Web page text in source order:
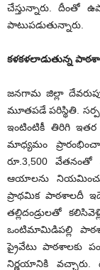
చేస్తున్నారు. దీంతో
పాటుపడుతున్నారు.
కళకళలాడుతున్న
జనగామ జిల్లా
మూతపడే పరిస్థితి.
ఇంటింటికీ తిరిగి ఇతర
మాధ్యమం
రూ.3,500 వేతనంతో
ఆయాలను
ప్రాథమిక పాఠశాలదీ
తల్లిదండ్రులతో
ఒంటిమామిడిపల్లి
ప్రైవేటు పాఠశాలకు
నిర్ణయానికి వచ్చారు.